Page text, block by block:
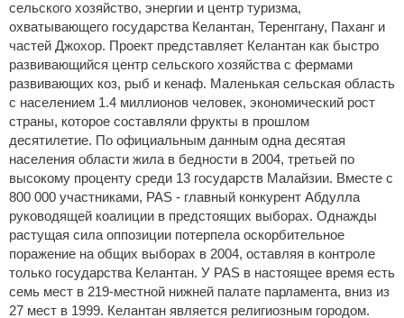
сельского хозяйство, энергии и центр туризма,
охватывающего государства Келантан, Теренггану, Паханг и
частей Джохор. Проект представляет Келантан как быстро
развивающийся центр сельского хозяйства с фермами
развивающих коз, рыб и кенаф. Маленькая сельская область
с населением 1.4 миллионов человек, экономический рост
страны, которое составляли фрукты в прошлом
десятилетие. По официальным данным одна десятая
населения области жила в бедности в 2004, третьей по
высокому проценту среди 13 государств Малайзии. Вместе с
800 000 участниками, PAS - главный конкурент Абдулла
руководящей коалиции в предстоящих выборах. Однажды
растущая сила оппозиции потерпела оскорбительное
поражение на общих выборах в 2004, оставляя в контроле
только государства Келантан. У PAS в настоящее время есть
семь мест в 219-местной нижней палате парламента, вниз из
27 мест в 1999. Келантан является религиозным городом.